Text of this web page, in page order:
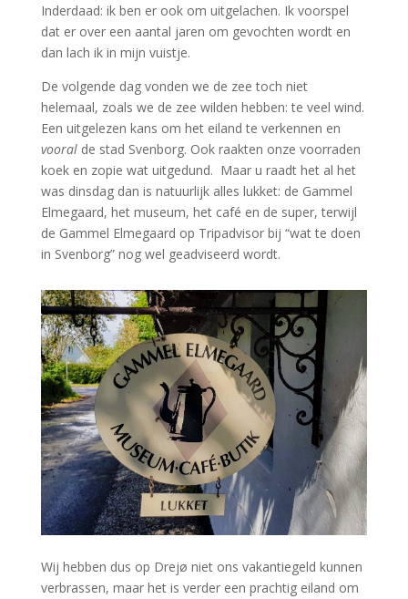
Inderdaad: ik ben er ook om uitgelachen. Ik voorspel
dat er over een aantal jaren om gevochten wordt en
dan lach ik in mijn vuistje.
De volgende dag vonden we de zee toch niet
helemaal, zoals we de zee wilden hebben: te veel wind.
Een uitgelezen kans om het eiland te verkennen en
vooralde stad Svenborg. Ook raakten onze voorraden
koek en zopie wat uitgedund. Maar u raadt het al het
was dinsdag dan is natuurlijk alles lukket: de Gammel
Elmegaard, het museum, het café en de super, terwijl
de Gammel Elmegaard op Tripadvisor bij “wat te doen
in Svenborg” nog wel geadviseerd wordt.
Wij hebben dus op Drejø niet ons vakantiegeld kunnen
verbrassen, maar het is verder een prachtig eiland om